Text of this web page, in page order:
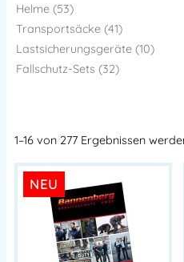
Helme (53)
Transportsäcke (41)
Lastsicherungsgeräte (10)
Fallschutz-Sets (32)
1–16 von 277 Ergebnissen
NEU